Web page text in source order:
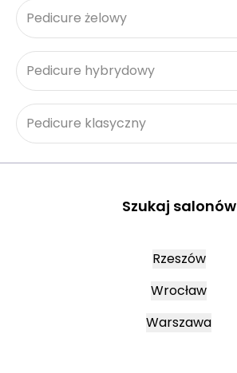
Pedicure żelowy
Pedicure hybrydowy
Pedicure klasyczny
Szukaj salonów
Rzeszów
Wrocław
Warszawa